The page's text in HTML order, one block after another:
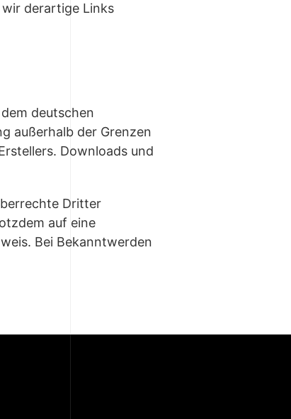
derartige Links
deutschen
außerhalb der Grenzen
Downloads und
Dritter
auf eine
Bei Bekanntwerden